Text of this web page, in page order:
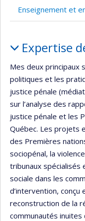
Enseignement et
Expertise
Mes deux principaux
politiques et les
justice pénale
sur l’analyse des
justice pénale et les
Québec. Les projets
des Premières
sociopénal, la
tribunaux spécialisés
sociale dans les
d’intervention,
reconstruction de la
communautés inuites